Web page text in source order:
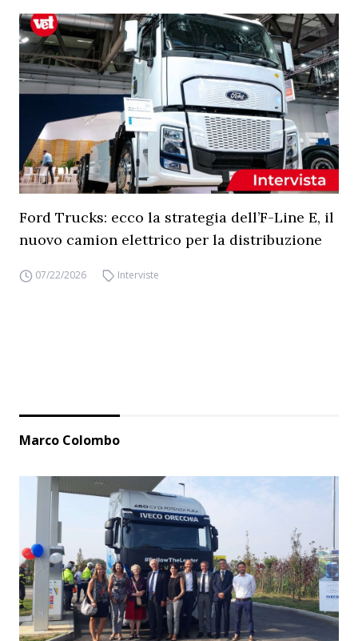
Ford Trucks: ecco la strategia dell’F-Line E, il
nuovo camion elettrico per la distribuzione
07/22/2026 Interviste
Marco Colombo